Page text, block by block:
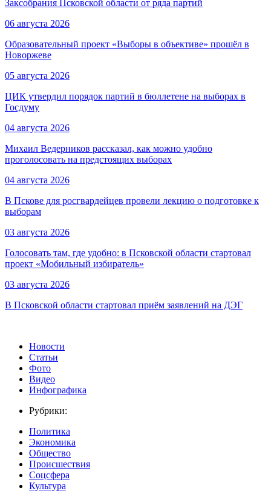
Заксобрания Псковской области от ряда партий
06 августа 2026
Образовательный проект «Выборы в объективе» прошёл в
Новоржеве
05 августа 2026
ЦИК утвердил порядок партий в бюллетене на выборах в
Госдуму
04 августа 2026
Михаил Ведерников рассказал, как можно удобно
проголосовать на предстоящих выборах
04 августа 2026
В Пскове для росгвардейцев провели лекцию о подготовке к
выборам
03 августа 2026
Голосовать там, где удобно: в Псковской области стартовал
проект «Мобильный избиратель»
03 августа 2026
В Псковской области стартовал приём заявлений на ДЭГ
Новости
Статьи
Фото
Видео
Инфографика
Рубрики:
Политика
Экономика
Общество
Происшествия
Соцсфера
Культура